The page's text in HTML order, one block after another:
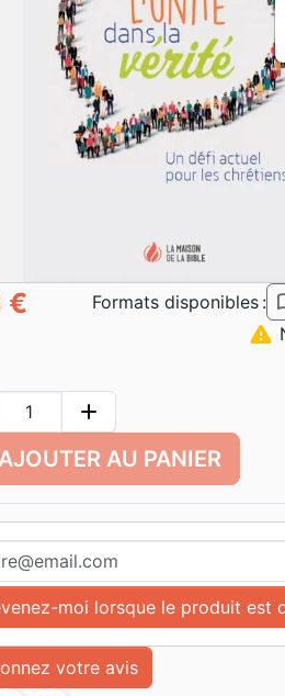
€ Formats disponibles :
warning
add
AU PANIER
moi lorsque le produit est
votre avis